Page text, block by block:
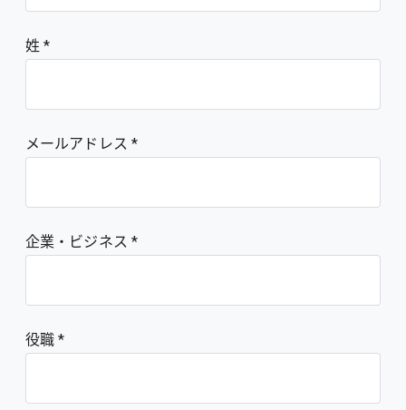
姓
メールアドレス
企業・ビジネス
役職